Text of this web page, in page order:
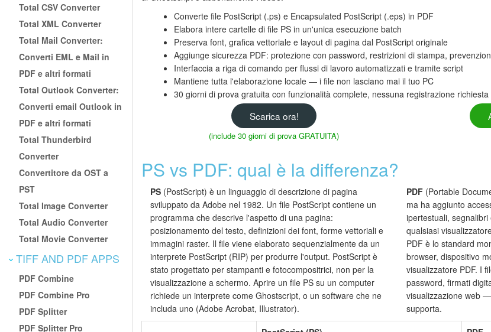
Total CSV Converter
Total XML Converter
Total Mail Converter:
Converti EML e Mail in
PDF e altri formati
Total Outlook Converter:
Converti email Outlook in
PDF e altri formati
Total Thunderbird
Converter
Convertitore da OST a
PST
Total Image Converter
Total Audio Converter
Total Movie Converter
TIFF AND PDF APPS
PDF Combine
PDF Combine Pro
PDF Splitter
PDF Splitter Pro
Converte file PostScript (.ps) e Encapsulated PostScript (.eps) in PDF
Elabora intere cartelle di file PS in un'unica esecuzione batch
Preserva font, grafica vettoriale e layout di pagina dal PostScript originale
Aggiunge sicurezza PDF: protezione con password, restrizioni di stampa,
Interfaccia a riga di comando per flussi di lavoro automatizzati e tramite script
Mantiene tutta l'elaborazione locale — i file non lasciano mai il tuo PC
30 giorni di prova gratuita con funzionalità complete, nessuna registrazione richiesta
Scarica ora!
(include 30 giorni di prova GRATUITA)
PS vs PDF: qual è la differenza?
PS (PostScript) è un linguaggio di descrizione di pagina
sviluppato da Adobe nel 1982. Un file PostScript contiene un
programma che descrive l'aspetto di una pagina:
posizionamento del testo, definizioni dei font, forme vettoriali e
immagini raster. Il file viene elaborato sequenzialmente da un
interprete PostScript (RIP) per produrre l'output. PostScript è
stato progettato per stampanti e fotocompositrici, non per la
visualizzazione a schermo. Aprire un file PS su un computer
richiede un interprete come Ghostscript, o un software che ne
includa uno (Adobe Acrobat, Illustrator).
PDF (Portable
ma ha aggiunto
ipertestuali,
qualsiasi
PDF è lo standard
browser, dispositivo
visualizzatore PDF. I
password, firmati
visualizzazione web
supporta.